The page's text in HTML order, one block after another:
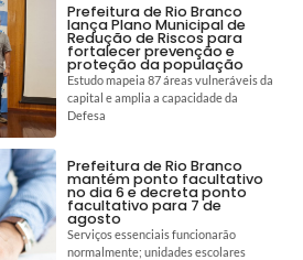
Prefeitura de Rio Branco
lança Plano Municipal de
Redução de Riscos para
fortalecer prevenção e
proteção da população
Estudo mapeia 87 áreas vulneráveis da
capital e amplia a capacidade da
Defesa
Prefeitura de Rio Branco
mantém ponto facultativo
no dia 6 e decreta ponto
facultativo para 7 de
agosto
Serviços essenciais funcionarão
normalmente; unidades escolares